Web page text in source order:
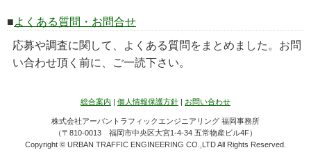
よくある質問・お問合せ
応募や調査に関して、よくある質問をまとめました。お問
い合わせ頂く前に、ご一読下さい。
総合案内 | 個人情報保護方針 | お問い合わせ
株式会社アーバントラフィックエンジニアリング 福岡事務所
（〒810-0013 福岡市中央区大宮1-4-34 五常物産ビル4F）
Copyright © URBAN TRAFFIC ENGINEERING CO.,LTD All Rights Reserved.